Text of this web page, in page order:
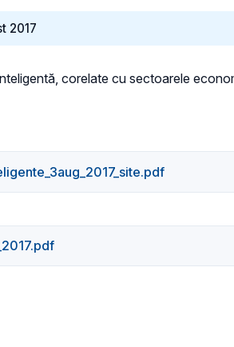
2017
corelate cu sectoarele